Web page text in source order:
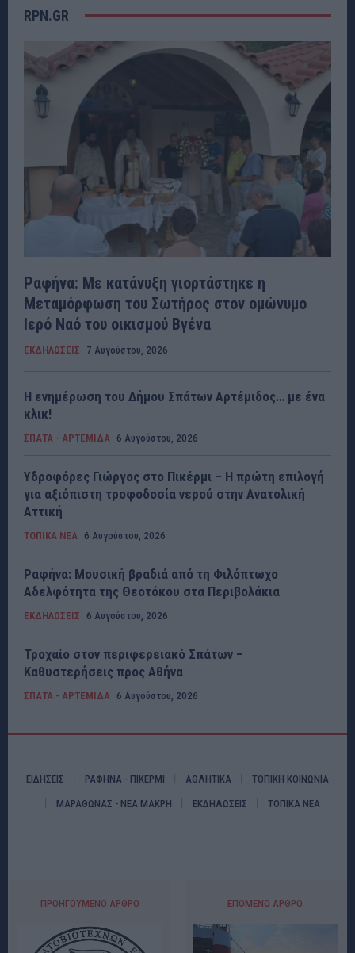
RPN.GR
Ραφήνα: Με κατάνυξη γιορτάστηκε η
Μεταμόρφωση του Σωτήρος στον ομώνυμο
Ιερό Ναό του οικισμού Βγένα
ΕΚΔΗΛΩΣΕΙΣ 7 Αυγούστου, 2026
Η ενημέρωση του Δήμου Σπάτων Αρτέμιδος… με ένα
κλικ!
ΣΠΑΤΑ - ΑΡΤΕΜΙΔΑ 6 Αυγούστου, 2026
Υδροφόρες Γιώργος στο Πικέρμι – Η πρώτη επιλογή
για αξιόπιστη τροφοδοσία νερού στην Ανατολική
Αττική
ΤΟΠΙΚΑ ΝΕΑ 6 Αυγούστου, 2026
Ραφήνα: Μουσική βραδιά από τη Φιλόπτωχο
Αδελφότητα της Θεοτόκου στα Περιβολάκια
ΕΚΔΗΛΩΣΕΙΣ 6 Αυγούστου, 2026
Τροχαίο στον περιφερειακό Σπάτων –
Καθυστερήσεις προς Αθήνα
ΣΠΑΤΑ - ΑΡΤΕΜΙΔΑ 6 Αυγούστου, 2026
ΕΙΔΗΣΕΙΣ ΡΑΦΗΝΑ - ΠΙΚΕΡΜΙ ΑΘΛΗΤΙΚΑ ΤΟΠΙΚΗ ΚΟΙΝΩΝΙΑ
ΜΑΡΑΘΩΝΑΣ - ΝΕΑ ΜΑΚΡΗ ΕΚΔΗΛΩΣΕΙΣ ΤΟΠΙΚΑ ΝΕΑ
ΠΡΟΗΓΟΎΜΕΝΟ ΆΡΘΡΟ ΕΠΌΜΕΝΟ ΆΡΘΡΟ